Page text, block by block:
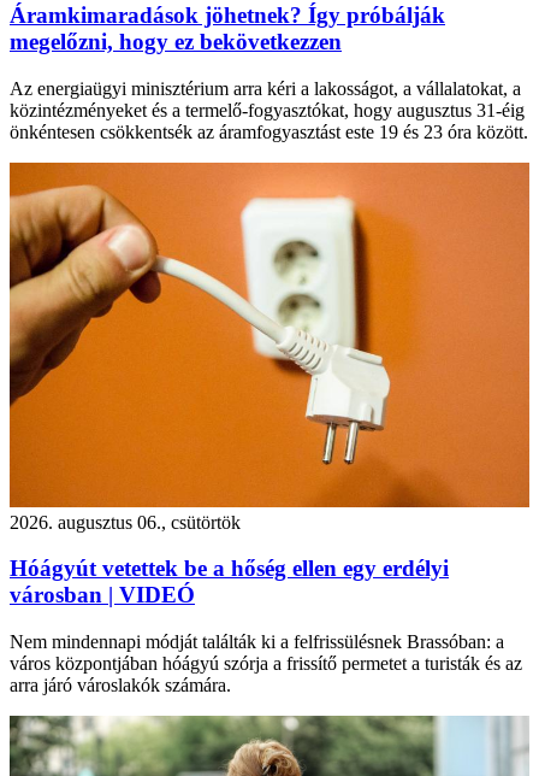
Áramkimaradások jöhetnek? Így próbálják
megelőzni, hogy ez bekövetkezzen
Az energiaügyi minisztérium arra kéri a lakosságot, a vállalatokat, a
közintézményeket és a termelő-fogyasztókat, hogy augusztus 31-éig
önkéntesen csökkentsék az áramfogyasztást este 19 és 23 óra között.
2026. augusztus 06., csütörtök
Hóágyút vetettek be a hőség ellen egy erdélyi
városban | VIDEÓ
Nem mindennapi módját találták ki a felfrissülésnek Brassóban: a
város központjában hóágyú szórja a frissítő permetet a turisták és az
arra járó városlakók számára.